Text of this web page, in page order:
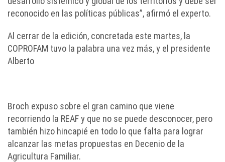
reconocido en las políticas públicas”, afirmó el experto.
Al cerrar de la edición, concretada este martes, la
COPROFAM tuvo la palabra una vez más, y el presidente
Alberto
Broch expuso sobre el gran camino que viene
recorriendo la REAF y que no se puede desconocer, pero
también hizo hincapié en todo lo que falta para lograr
alcanzar las metas propuestas en Decenio de la
Agricultura Familiar.